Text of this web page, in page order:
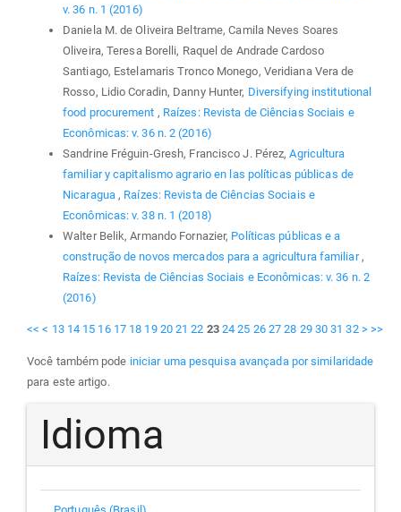
v. 36 n. 1 (2016)
Daniela M. de Oliveira Beltrame, Camila Neves Soares
Oliveira, Teresa Borelli, Raquel de Andrade Cardoso
Santiago, Estelamaris Tronco Monego, Veridiana Vera de
Rosso, Lidio Coradin, Danny Hunter, Diversifying institutional
food procurement , Raízes: Revista de Ciências Sociais e
Econômicas: v. 36 n. 2 (2016)
Sandrine Fréguin-Gresh, Francisco J. Pérez,Agricultura
familiar y capitalismo agrario en las políticas públicas de
Nicaragua , Raízes: Revista de Ciências Sociais e
Econômicas: v. 38 n. 1 (2018)
Walter Belik, Armando Fornazier, Políticas públicas e a
construção de novos mercados para a agricultura familiar,
Raízes: Revista de Ciências Sociais e Econômicas: v. 36 n. 2
(2016)
<< < 13 14 15 16 17 18 19 20 21 22 23 24 25 26 27 28 29 30 31 32 > >>
Você também pode iniciar uma pesquisa avançada por similaridade
para este artigo.
Idioma